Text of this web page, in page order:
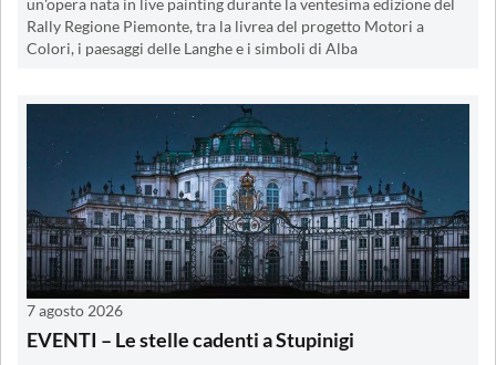
un'opera nata in live painting durante la ventesima edizione del
Rally Regione Piemonte, tra la livrea del progetto Motori a
Colori, i paesaggi delle Langhe e i simboli di Alba
7 agosto 2026
EVENTI – Le stelle cadenti a Stupinigi